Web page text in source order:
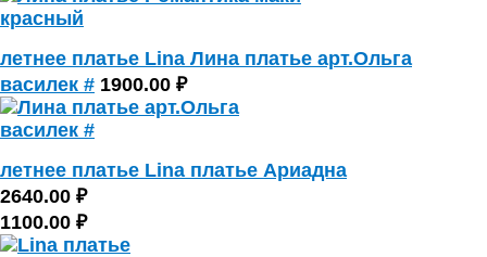
летнее платье Lina Лина платье арт.Ольга
василек # 1900.00 ₽
летнее платье Lina платье Ариадна
2640.00 ₽
1100.00 ₽